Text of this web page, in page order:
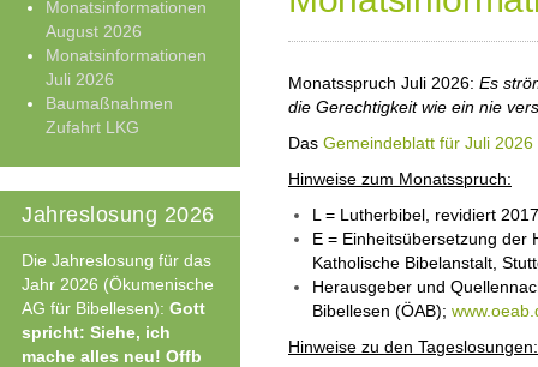
Monatsinformationen
August 2026
Monatsinformationen
Juli 2026
Baumaßnahmen
Zufahrt LKG
Jahreslosung 2026
Die Jahreslosung für das
Jahr 2026 (Ökumenische
AG für Bibellesen): Gott
spricht: Siehe, ich
mache alles neu! Offb
Monatsspruch Juli 2026: Es
die Gerechtigkeit wie ein nie
Das Gemeindeblatt für Juli 2026
Hinweise zum Monatsspruch:
L = Lutherbibel, revidiert
E = Einheitsübersetzung der
Katholische Bibelanstalt,
Herausgeber und
Bibellesen (ÖAB);
Hinweise zu den Tageslosungen: